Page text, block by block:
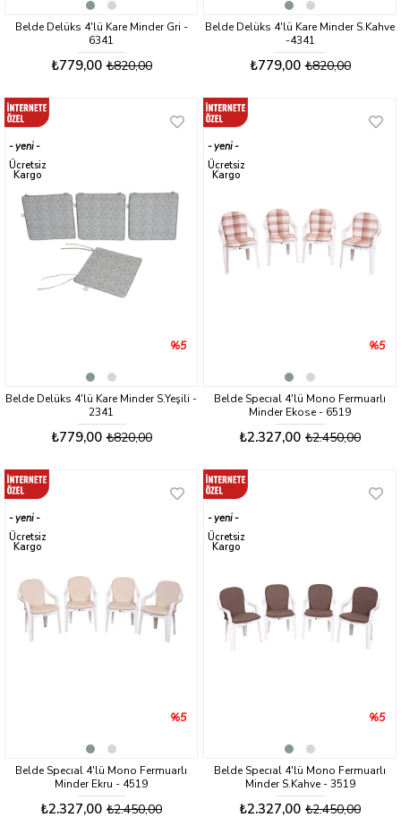
Belde Delüks 4'lü Kare Minder Gri -
6341
₺779,00 ₺820,00
Belde Delüks 4'lü Kare Minder S.Kahve
-4341
₺779,00 ₺820,00
Belde Delüks 4'lü Kare Minder S.Yeşili -
2341
₺779,00 ₺820,00
%5
yeni
ürün
Ücretsiz
Kargo
Belde Specıal 4'lü Mono Fermuarlı
Minder Ekose - 6519
₺2.327,00 ₺2.450,00
%5
yeni
ürün
Ücretsiz
Kargo
Belde Specıal 4'lü Mono Fermuarlı
Minder Ekru - 4519
₺2.327,00 ₺2.450,00
%5
yeni
ürün
Ücretsiz
Kargo
Belde Specıal 4'lü Mono Fermuarlı
Minder S.Kahve - 3519
₺2.327,00 ₺2.450,00
%5
yeni
ürün
Ücretsiz
Kargo